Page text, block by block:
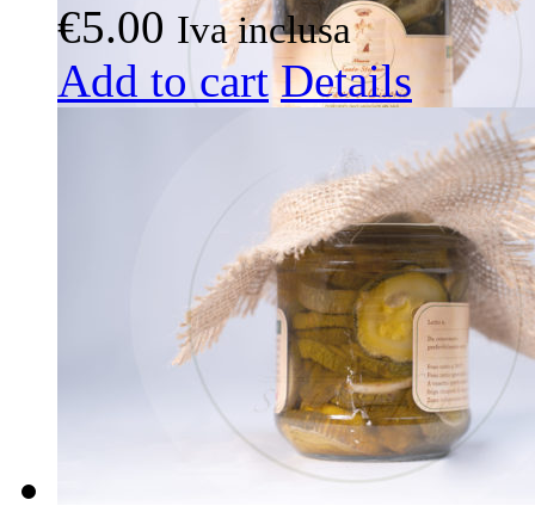
€5.00 Iva inclusa
Add to cart Details